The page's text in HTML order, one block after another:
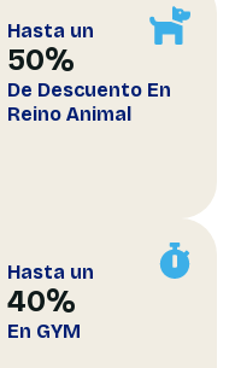
Hasta un
50%
De Descuento En
Reino Animal
Hasta un
40%
En GYM